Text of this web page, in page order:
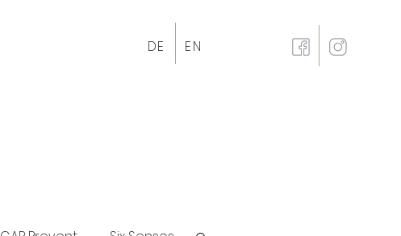
DE EN